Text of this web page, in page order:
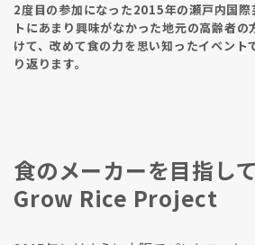
2度目の参加になった2015年の瀬戸内国際
トにあまり興味がなかった地元の高齢者
けて、改めて食の力を思い知ったイベント
り返ります。
食のメーカーを目指し
Grow Rice Project